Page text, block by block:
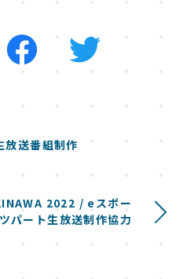
放送番組制作
2022 / eスポー
ツパート生放送制作協力